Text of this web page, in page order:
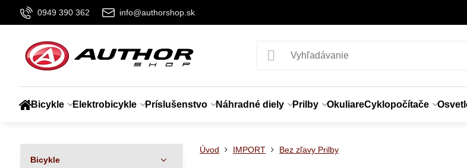
0949 390 362 info@authorshop.sk
Bicykle Elektrobicykle Príslušenstvo Náhradné diely Prilby OkuliareCyklopočítače
Úvod IMPORT Bez zľavy Prilby
Bicykle